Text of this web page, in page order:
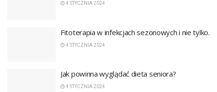
4 STYCZNIA 2024
Fitoterapia w infekcjach sezonowych i nie tylko.
4 STYCZNIA 2024
Jak powinna wyglądać dieta seniora?
4 STYCZNIA 2024